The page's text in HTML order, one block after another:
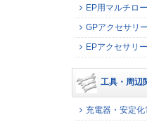
EP用マルチロ
GPアクセサリー
EPアクセサリー
工具・周辺
充電器・安定化